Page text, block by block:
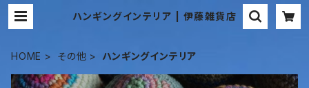
ハンギングインテリア | 伊藤雑貨店
HOME その他 ハンギングインテリア